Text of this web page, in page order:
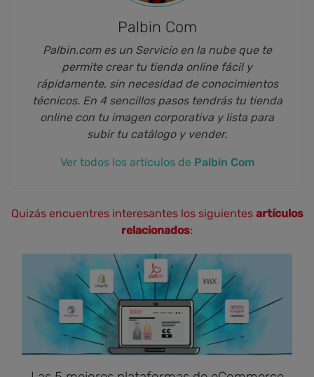
Palbin Com
Palbin.com es un Servicio en la nube que te
permite crear tu tienda online fácil y
rápidamente, sin necesidad de conocimientos
técnicos. En 4 sencillos pasos tendrás tu tienda
online con tu imagen corporativa y lista para
subir tu catálogo y vender.
Ver todos los artículos de Palbin Com
Quizás encuentres interesantes los siguientes artículos
relacionados: